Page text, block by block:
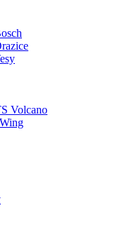
Volcano